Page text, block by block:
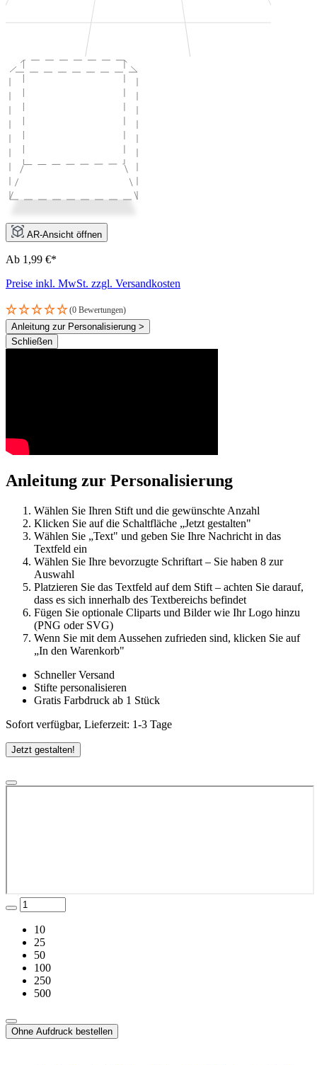
AR-Ansicht öffnen
Ab 1,99 €*
Preise inkl. MwSt. zzgl. Versandkosten
(0 Bewertungen)
Anleitung zur Personalisierung >
Schließen
Anleitung zur Personalisierung
Wählen Sie Ihren Stift und die gewünschte Anzahl
Klicken Sie auf die Schaltfläche „Jetzt gestalten"
Wählen Sie „Text" und geben Sie Ihre Nachricht in das
Textfeld ein
Wählen Sie Ihre bevorzugte Schriftart – Sie haben 8 zur
Auswahl
Platzieren Sie das Textfeld auf dem Stift – achten Sie darauf,
dass es sich innerhalb des Textbereichs befindet
Fügen Sie optionale Cliparts und Bilder wie Ihr Logo hinzu
(PNG oder SVG)
Wenn Sie mit dem Aussehen zufrieden sind, klicken Sie auf
„In den Warenkorb"
Schneller Versand
Stifte personalisieren
Gratis Farbdruck ab 1 Stück
Sofort verfügbar, Lieferzeit: 1-3 Tage
Jetzt gestalten!
10
25
50
100
250
500
Ohne Aufdruck bestellen